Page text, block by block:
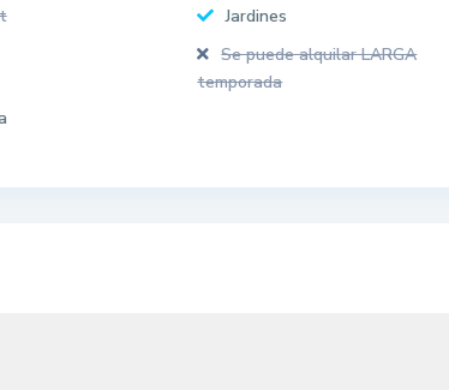
Jardines
Se puede alquilar LARGA
temporada